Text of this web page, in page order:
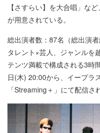
【さすらい】を大合唱」な
が用意されている。
総出演者数：87名（総出演
タレント×芸人、ジャンルを
テンツ満載で構成される3時
日(木) 20:00から、イープラ
「Streaming＋」にて配信さ